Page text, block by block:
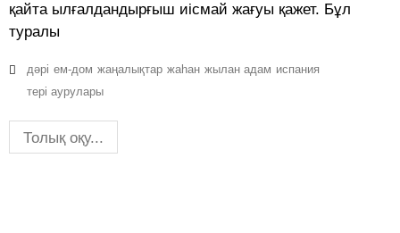
қайта ылғалдандырғыш иісмай жағуы қажет. Бұл
туралы
дәрі ем-дом жаңалықтар жаһан жылан адам испания
тері аурулары
Толық оқу...